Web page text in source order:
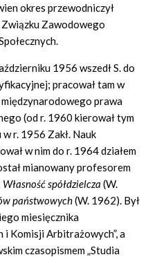
okres przewodniczył
Zawodowego
1956 wszedł S. do
pracował tam w
prawa
(od r. 1960 kierował tym
w r. 1956 Zakł. Nauk
w nim do r. 1964 działem
mianowany profesorem
Własnośćspółdzielcza(W.
w państwowych(W. 1962). Był
miesięcznika
i Komisji Arbitrażowych”, a
czasopismem „Studia